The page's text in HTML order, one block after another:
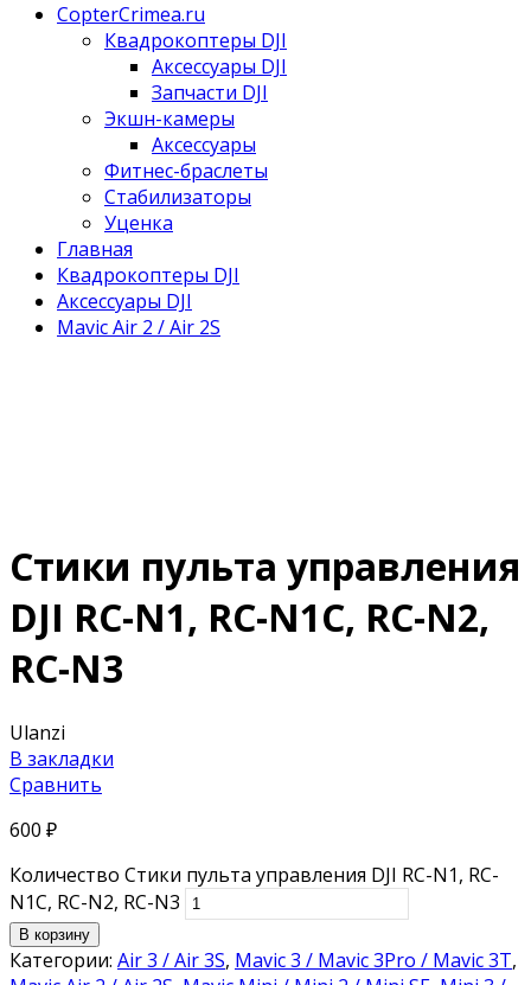
CopterCrimea.ru
Квадрокоптеры DJI
Аксессуары DJI
Запчасти DJI
Экшн-камеры
Аксессуары
Фитнес-браслеты
Стабилизаторы
Уценка
Главная
Квадрокоптеры DJI
Аксессуары DJI
Mavic Air 2 / Air 2S
Стики пульта управления
DJI RC-N1, RC-N1C, RC-N2,
RC-N3
Ulanzi
В закладки
Сравнить
600 ₽
Количество Стики пульта управления DJI RC-N1, RC-
N1C, RC-N2, RC-N3
В корзину
Категории: Air 3 / Air 3S, Mavic 3 / Mavic 3Pro / Mavic 3T,